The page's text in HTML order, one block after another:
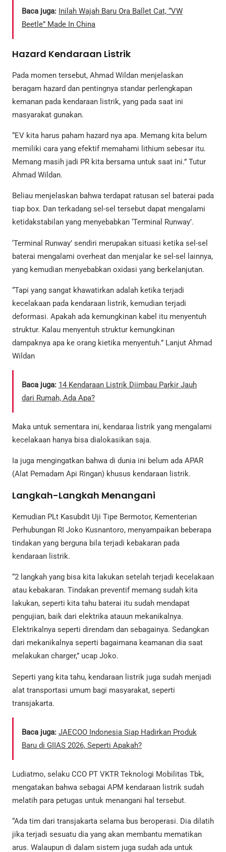
Baca juga: Inilah Wajah Baru Ora Ballet Cat, “VW
Beetle” Made In China
Hazard Kendaraan Listrik
Pada momen tersebut, Ahmad Wildan menjelaskan
beragam hazard dan pentingnya standar perlengkapan
kemanan pada kendaraan listrik, yang pada saat ini
masyarakat gunakan.
“EV kita harus paham hazard nya apa. Memang kita belum
memiliki cara yang efektif memahami lithium sebesar itu.
Memang masih jadi PR kita bersama untuk saat ini.” Tutur
Ahmad Wildan.
Beliau menjelaskan bahwa terdapat ratusan sel baterai pada
tiap box. Dan terkadang sel-sel tersebut dapat mengalami
ketidakstabilan yang menyebabkan ‘Terminal Runway’.
‘Terminal Runway’ sendiri merupakan situasi ketika sel-sel
baterai mengalami overheat dan menjalar ke sel-sel lainnya,
yang kemudian menyebabkan oxidasi yang berkelanjutan.
“Tapi yang sangat khawatirkan adalah ketika terjadi
kecelakaan pada kendaraan listrik, kemudian terjadi
deformasi. Apakah ada kemungkinan kabel itu menyentuh
struktur. Kalau menyentuh struktur kemungkinan
dampaknya apa ke orang kietika menyentuh.” Lanjut Ahmad
Wildan
Baca juga: 14 Kendaraan Listrik Diimbau Parkir Jauh
dari Rumah, Ada Apa?
Maka untuk sementara ini, kendaraa listrik yang mengalami
kecelakaan hanya bisa dialokasikan saja.
Ia juga mengingatkan bahwa di dunia ini belum ada APAR
(Alat Pemadam Api Ringan) khusus kendaraan listrik.
Langkah-Langkah Menangani
Kemudian PLt Kasubdit Uji Tipe Bermotor, Kementerian
Perhubungan RI Joko Kusnantoro, menyampaikan beberapa
tindakan yang berguna bila terjadi kebakaran pada
kendaraan listrik.
“2 langkah yang bisa kita lakukan setelah terjadi kecelakaan
atau kebakaran. Tindakan preventif memang sudah kita
lakukan, seperti kita tahu baterai itu sudah mendapat
pengujian, baik dari elektrika atauun mekanikalnya.
Elektrikalnya seperti direndam dan sebagainya. Sedangkan
dari mekanikalnya seperti bagaimana keamanan dia saat
melakukan charger,” ucap Joko.
Seperti yang kita tahu, kendaraan listrik juga sudah menjadi
alat transportasi umum bagi masyarakat, seperti
transjakarta.
Baca juga: JAECOO Indonesia Siap Hadirkan Produk
Baru di GIIAS 2026, Seperti Apakah?
Ludiatmo, selaku CCO PT VKTR Teknologi Mobilitas Tbk,
mengatakan bahwa sebagai APM kendaraan listrik sudah
melatih para petugas untuk menangani hal tersebut.
“Ada tim dari transjakarta selama bus beroperasi. Dia dilatih
jika terjadi sesuatu dia yang akan membantu mematikan
arus. Walaupun di dalam sistem juga sudah ada untuk